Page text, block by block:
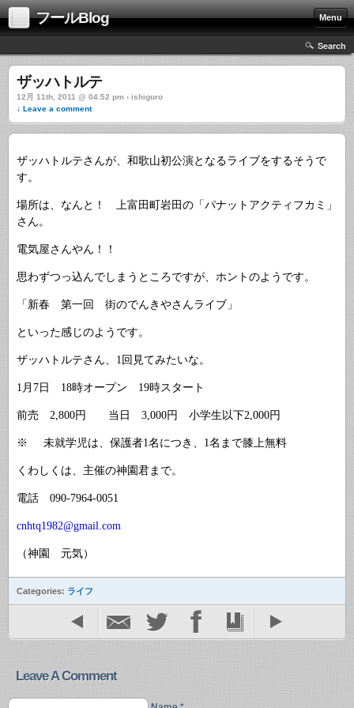
フールBlog Menu
Search
ザッハトルテ
12月 11th, 2011 @ 04:52 pm › ishiguro
↓ Leave a comment
ザッハトルテさんが、和歌山初公演となるライブをするそうで
す。
場所は、なんと！ 上富田町岩田の「パナットアクティフカミ」
さん。
電気屋さんやん！！
思わずつっ込んでしまうところですが、ホントのようです。
「新春 第一回 街のでんきやさんライブ」
といった感じのようです。
ザッハトルテさん、 1回見てみたいな。
1 月 7日 18時オープン 19時スタート
前売 2,800円 当日 3,000円 小学生以下2,000円
※ 未就学児は、保護者1名につき、 1名まで膝上無料
くわしくは、主催の神園君まで。
電話 090-7964-0051
cnhtq1982@gmail.com
（神園 元気）
Categories: ライフ
Leave A Comment